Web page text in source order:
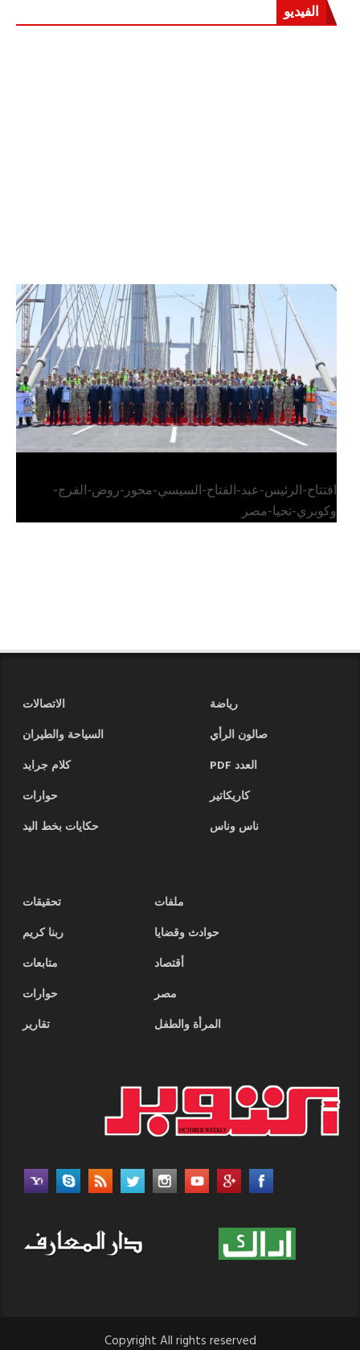
الفيديو
الرئيس عبد الفتاح السيسي يفتتح محور روض الفرج
وكوبري تحيا مصر
افتتاح-الرئيس-عبد-الفتاح-السيسي-محور-روض-الفرج-
وكوبري-تحيا-مصر
رياضة
الاتصالات
صالون الرأي
السياحة والطيران
العدد PDF
كلام جرايد
كاريكاتير
حوارات
ناس وناس
حكايات بخط اليد
ملفات
تحقيقات
حوادث وقضايا
ربنا كريم
أقتصاد
متابعات
مصر
حوارات
المرأة والطفل
تقارير
Copyright All rights reserved